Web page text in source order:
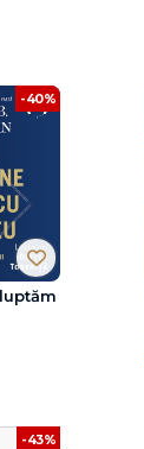
-40%
-43%